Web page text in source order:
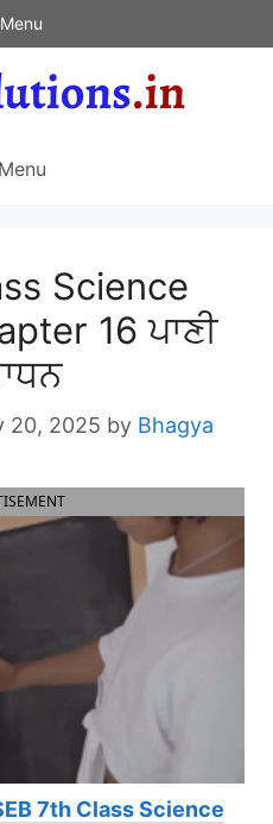
Menu
Menu
Science
16 ਪਾਣੀ
20, 2025 by Bhagya
7th Class Science